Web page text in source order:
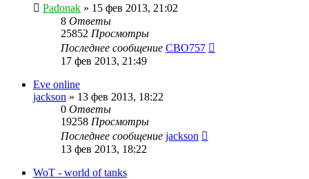
Padonak » 15 фев 2013, 21:02
8 Ответы
25852 Просмотры
Последнее сообщение CBO757
17 фев 2013, 21:49
Eve online
jackson » 13 фев 2013, 18:22
0 Ответы
19258 Просмотры
Последнее сообщение jackson
13 фев 2013, 18:22
WoT - world of tanks